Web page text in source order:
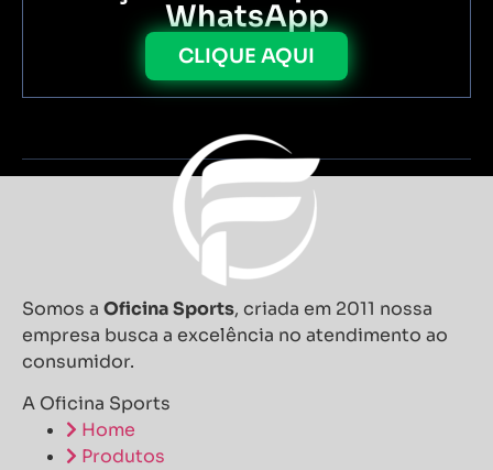
WhatsApp
CLIQUE AQUI
Somos a Oficina Sports, criada em 2011 nossa
empresa busca a excelência no atendimento ao
consumidor.
A Oficina Sports
Home
Produtos